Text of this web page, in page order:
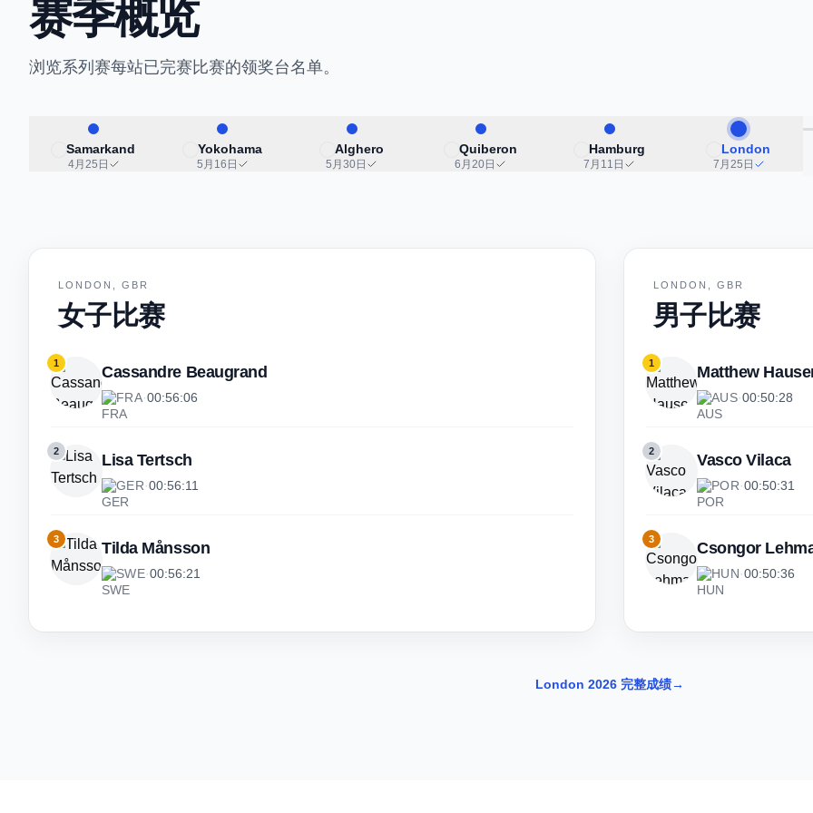
赛季概览
浏览系列赛每站已完赛比赛的领奖台名单。
Samarkand
4月25日
Yokohama
5月16日
Alghero
5月30日
Quiberon
6月20日
Hamburg
7月11日
London
7月25日
LONDON, GBR
女子比赛
1 Cassandre Beaugrand
FRA·00:56:06
2 Lisa Tertsch
GER·00:56:11
3 Tilda Månsson
SWE·00:56:21
LONDON, GBR
男子比赛
1 Matthew
AUS·00:50:28
2 Vasco Vilaca
POR·00:50:31
3 Csongor
HUN·00:50:36
London 2026 完整成绩→